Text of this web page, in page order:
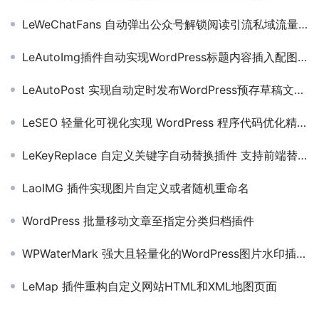
LeWeChatFans 自动弹出公众号解锁阅读引流私域流量转化插件
LeAutoImg插件自动实现WordPress标题内容插入配图且支持Unsplash API图库
LeAutoPost 实现自动定时发布WordPress预存草稿文章内容插件
LeSEO 轻量化可视化实现 WordPress 程序代码优化精简插件
LeKeyReplace 自定义关键字自动替换插件 支持前端替换或者完全替换
LaoIMG 插件实现图片自定义或者随机重命名
WordPress 批量移动文章至指定分类归档插件
WPWaterMark 强大且轻量化的WordPress图片水印插件 支持随机水印位置
LeMap 插件重构自定义网站HTML和XML地图页面